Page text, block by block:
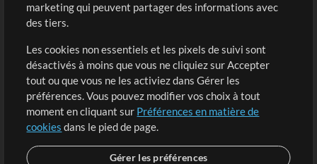
Contenu gratuit
Demander les pistes
Extras
Sessions
Soumettre votre contenu
Listes de lecture
Conférence MT
S'inscrire
marketing qui peuvent partager des informations avec
des tiers.
Les cookies non essentiels et les pixels de suivi sont
désactivés à moins que vous ne cliquiez sur Accepter
tout ou que vous ne les activiez dans Gérer les
préférences. Vous pouvez modifier vos choix à tout
moment en cliquant sur Préférences en matière de
cookies dans le pied de page.
Gérer les préférences